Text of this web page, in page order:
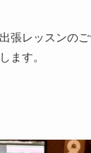
張レッスンのご
ます。